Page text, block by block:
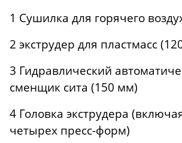
1 Сушилка для горячего
2 экструдер для пластмасс
3 Гидравлический
сменщик сита (150 мм)
4 Головка экструдера
четырех пресс-форм)